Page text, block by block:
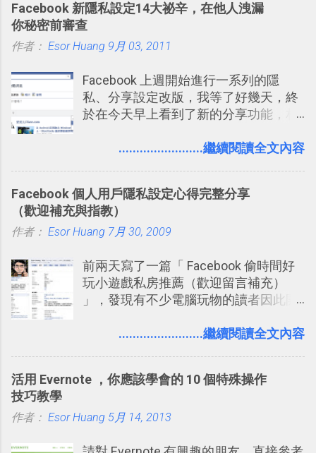
技！最想要的強大 Trello 客製化範例教
學 2016/11 新增： [時間技客-7] 重要緊
急時間管理四象限在 Trello 活用與範本
用 Trello？ 8個專案排程協作重點技巧
2017/6 新增： 如何用 Trello 規劃自助
旅行？我的 Trello 行程計畫使用技巧教
卡片不再落落長？專案管理的5個關鍵
子彈筆記？我的 Trello GTD 方法範例看
板分享
練習的記憶卡片，自動規劃要延期複習
的卡片，每天自動產生記憶練習題，這
樣的軟體中最受好評的，或許就是今天
打造一個更自動化的電腦工作流程。
Facebook 新隱私設定14大祕辛，在他人洩漏
你秘密前審查
作者： Esor Huang 9月 03, 2011
Facebook 上週開始進行一系列的隱
私、分享設定改版，我等了好幾天，終
於在今天早上看到了新的分享功能，相
用新版的分享功能與隱私設定。 嚴格來
置。不過有一項很實用的設定是新增
的， 那就是可以 事先審查 朋友「標籤
你」的內容，決定要不要讓其他朋友看
標籤在他的訊息中，或是想把你標籤在
相片圖片裡，現在你都多了一個「事先
審查」的機制，可以決定這些你被標籤
鴉牆上，從而禁止可能的祕密被你其他
........................繼續閱讀全文內容
Facebook 個人用戶隱私設定心得完整分享
（歡迎補充與指教）
作者： Esor Huang 7月 30, 2009
前兩天寫了一篇「 Facebook 偷時間好
玩小遊戲私房推薦（歡迎留言補充）
」，發現有不少電腦玩物的讀者因此開
Facebook確 實是目前最好的社群、社
有趣的交友聯繫： 例如你可以看到朋友
哪張相片中？或者有哪些朋友正熱衷於
........................繼續閱讀全文內容
活用 Evernote ，你應該學會的 10 個特殊操作
技巧教學
作者： Esor Huang 5月 14, 2013